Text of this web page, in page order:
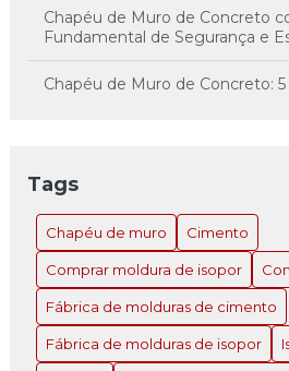
Chapéu de Muro de Concreto
Fundamental de Segurança e
Chapéu de Muro de Concreto:
Chapéu de Muro de Concreto:
Instalar o Ideal para Sua
Chapéu de Muro de Concreto:
Instalar o Ideal para Sua
Chapéu de Muro de Concreto:
Tags
Chapéu de muro Cimento
Comprar moldura de isopor
Fábrica de molduras de cimento
Fábrica de molduras de isopor